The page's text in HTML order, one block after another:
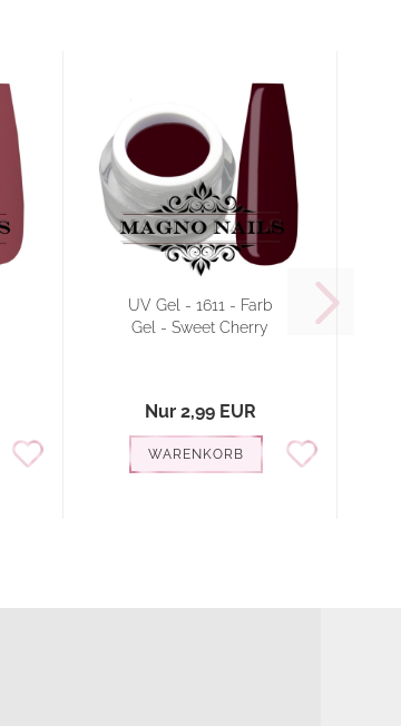
UV Gel - 1611 - Farb
Gel - Sweet Cherry
Nur 2,99 EUR
WARENKORB